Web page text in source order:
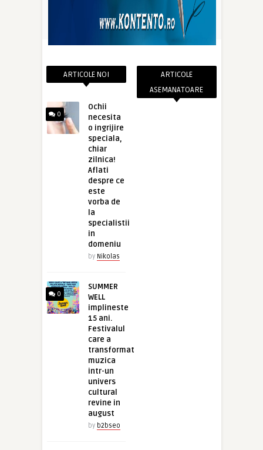
ARTICOLE NOI
0
Ochii
necesita
o ingrijire
speciala,
chiar
zilnica!
Aflati
despre ce
este
vorba de
la
specialistii
in
domeniu
by Nikolas
0
SUMMER
WELL
implineste
15 ani.
Festivalul
care a
transformat
muzica
intr-un
univers
cultural
revine in
august
by b2bseo
ARTICOLE
ASEMANATOARE